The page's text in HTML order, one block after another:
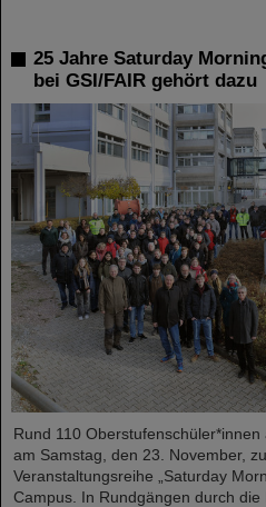
25 Jahre Saturday
bei GSI/FAIR gehört dazu
Rund 110
am Samstag, den 23. November,
Veranstaltungsreihe „Saturday
Campus. In Rundgängen durch